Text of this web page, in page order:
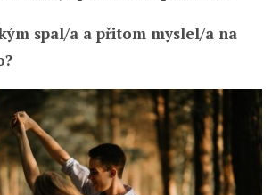
spal/a a přitom myslel/a na